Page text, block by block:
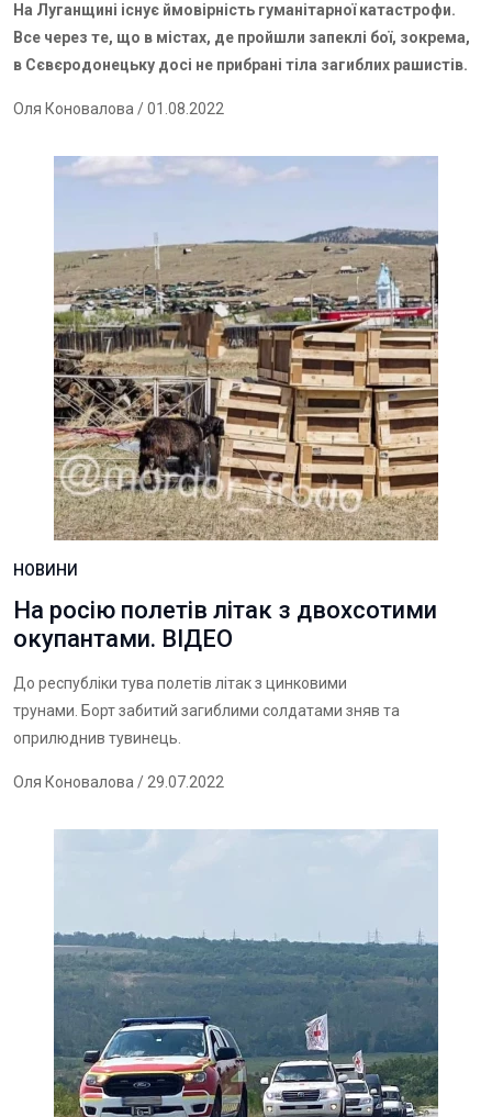
На Луганщині існує ймовірність гуманітарної катастрофи.
Все через те, що в містах, де пройшли запеклі бої, зокрема,
в Сєвєродонецьку досі не прибрані тіла загиблих рашистів.
Оля Коновалова / 01.08.2022
НОВИНИ
На росію полетів літак з двохсотими
окупантами. ВІДЕО
До республіки тува полетів літак з цинковими
трунами. Борт забитий загиблими солдатами зняв та
оприлюднив тувинець.
Оля Коновалова / 29.07.2022